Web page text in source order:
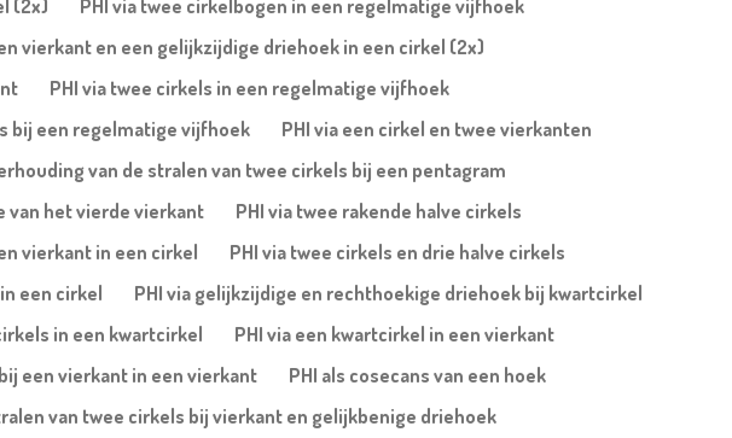
(2x)
PHI via twee cirkelbogen in een regelmatige vijfhoek
vierkant en een gelijkzijdige driehoek in een cirkel (2x)
PHI via twee cirkels in een regelmatige vijfhoek
bij een regelmatige vijfhoek
PHI via een cirkel en twee vierkanten
van de stralen van twee cirkels bij een pentagram
van het vierde vierkant
PHI via twee rakende halve cirkels
vierkant in een cirkel
PHI via twee cirkels en drie halve cirkels
een cirkel
PHI via gelijkzijdige en rechthoekige driehoek bij kwartcirkel
in een kwartcirkel
PHI via een kwartcirkel in een vierkant
een vierkant in een vierkant
PHI als cosecans van een hoek
van twee cirkels bij vierkant en gelijkbenige driehoek